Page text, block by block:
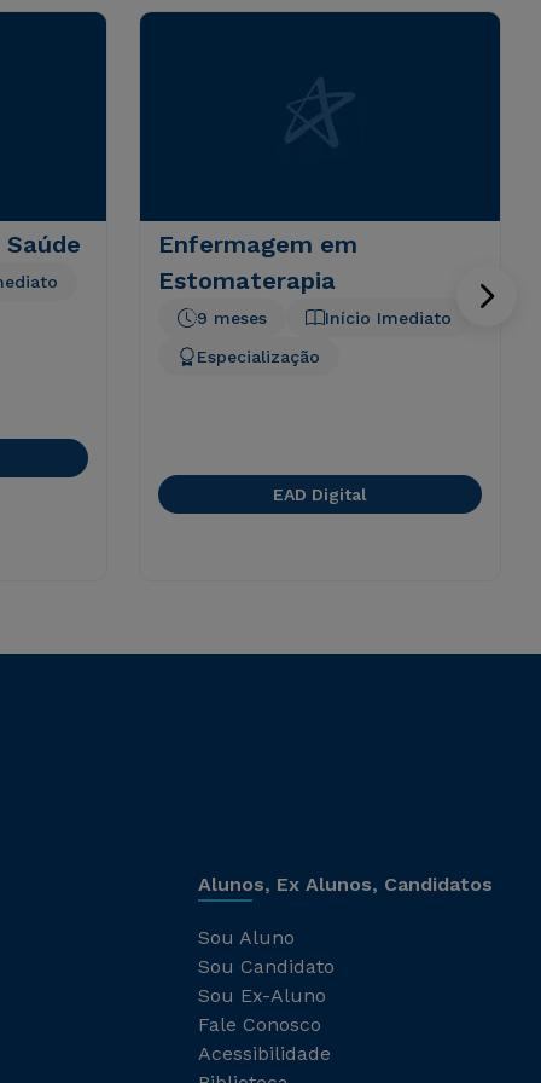
Enfermagem em
Estomaterapia
Início Imediato
9 meses
Especialização
EAD Digital
Alunos, Ex Alunos, Candidatos
Sou Aluno
Sou Candidato
Sou Ex-Aluno
Fale Conosco
Acessibilidade